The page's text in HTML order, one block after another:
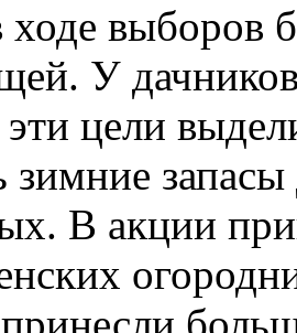
выборов
У
цели
зимние
В акции
принесли